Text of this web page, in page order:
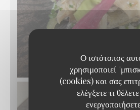
Ο ιστότοπος
χρησιμοποιεί
(cookies) και σας
ελέγξετε τι